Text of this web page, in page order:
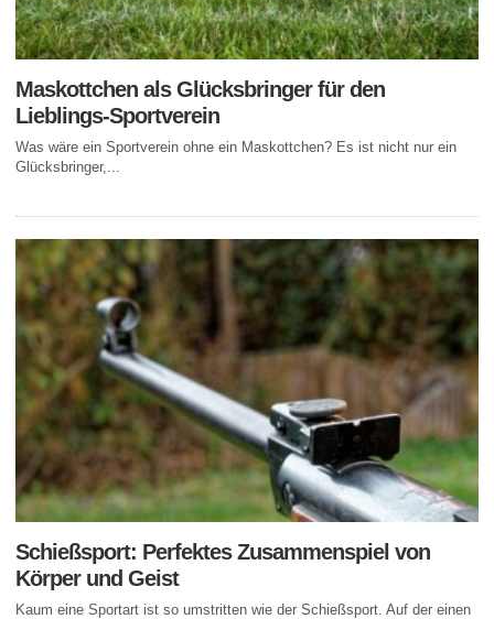
Maskottchen als Glücksbringer für den
Lieblings-Sportverein
Was wäre ein Sportverein ohne ein Maskottchen? Es ist nicht nur ein
Glücksbringer,...
Schießsport: Perfektes Zusammenspiel von
Körper und Geist
Kaum eine Sportart ist so umstritten wie der Schießsport. Auf der einen